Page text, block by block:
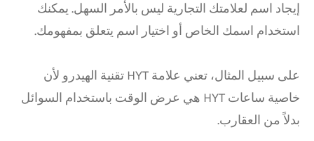
إيجاد اسم لعلامتك التجارية ليس بالأمر السهل. يمكنك
استخدام اسمك الخاص أو اختيار اسم يتعلق بمفهومك.
على سبيل المثال، تعني علامة HYT تقنية الهيدرو لأن
خاصية ساعات HYT هي عرض الوقت باستخدام السوائل
بدلاً من العقارب.